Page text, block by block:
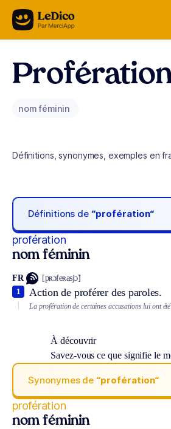
Aller au contenu
nom féminin
Définitions, synonymes, exemples en
Définitions de “profération“
profération
nom féminin
FR [pʀɔfeʀasjɔ̃]
Action de proférer des paroles.
1
La profération de certaines accusations lui ont été
À découvrir
Savez-vous ce que signifie le
Synonymes de “profération“
profération
nom féminin